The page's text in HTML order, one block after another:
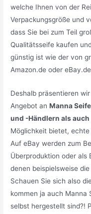
welche Ihnen von der
Verpackungsgröße und
dass Sie bei zum Teil
Qualitätsseife kaufen
günstig ist wie der von
Amazon.de oder
Deshalb präsentieren
Angebot anManna
und -Händlern als
Möglichkeit bietet,
Auf eBay werden zum
Überproduktion oder als
denen beispielsweise
Schauen Sie sich also
kommen ja auch Manna
selbst hergestellt sind?!